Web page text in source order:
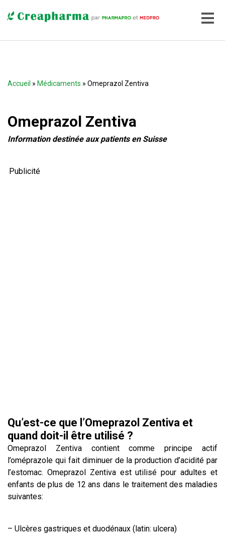
Accueil » Médicaments » Omeprazol Zentiva
Omeprazol Zentiva
Information destinée aux patientsen Suisse
Publicité
Qu’est-ce que l’Omeprazol Zentiva et
quand doit-il être utilisé ?
Omeprazol Zentiva contient comme principe actif
l’oméprazole qui fait diminuer de la production d’acidité par
l’estomac. Omeprazol Zentiva est utilisé pour adultes et
enfants de plus de 12 ans dans le traitement des maladies
suivantes:
– Ulcères gastriques et duodénaux (latin: ulcera)